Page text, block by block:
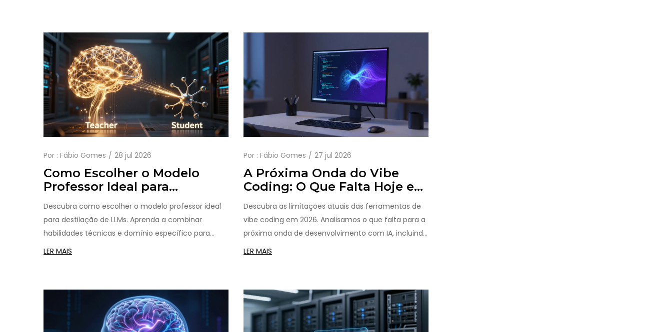
Por : Fábio Gomes 28 jul 2026
Como Escolher o Modelo
Professor Ideal para
Destilação de LLMs: Guia
Prático
Descubra como escolher o modelo professor ideal
para destilação de LLMs. Aprenda a combinar
habilidades técnicas e domínio específico para
maximizar a eficiência e precisão do seu modelo
LER MAIS
Por : Fábio Gomes 27 jul 2026
A Próxima Onda do Vibe
Coding: O Que Falta Hoje em
2026
Descubra as limitações atuais das ferramentas de
vibe coding em 2026. Analisamos o que falta para a
próxima onda de desenvolvimento com IA, incluindo
gaps em arquitetura, governança e experiência do
LER MAIS